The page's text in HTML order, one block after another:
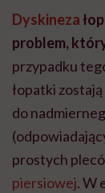
Dyskineza
problem,
przypadku
łopatki
do
prostych
piersiowej. W